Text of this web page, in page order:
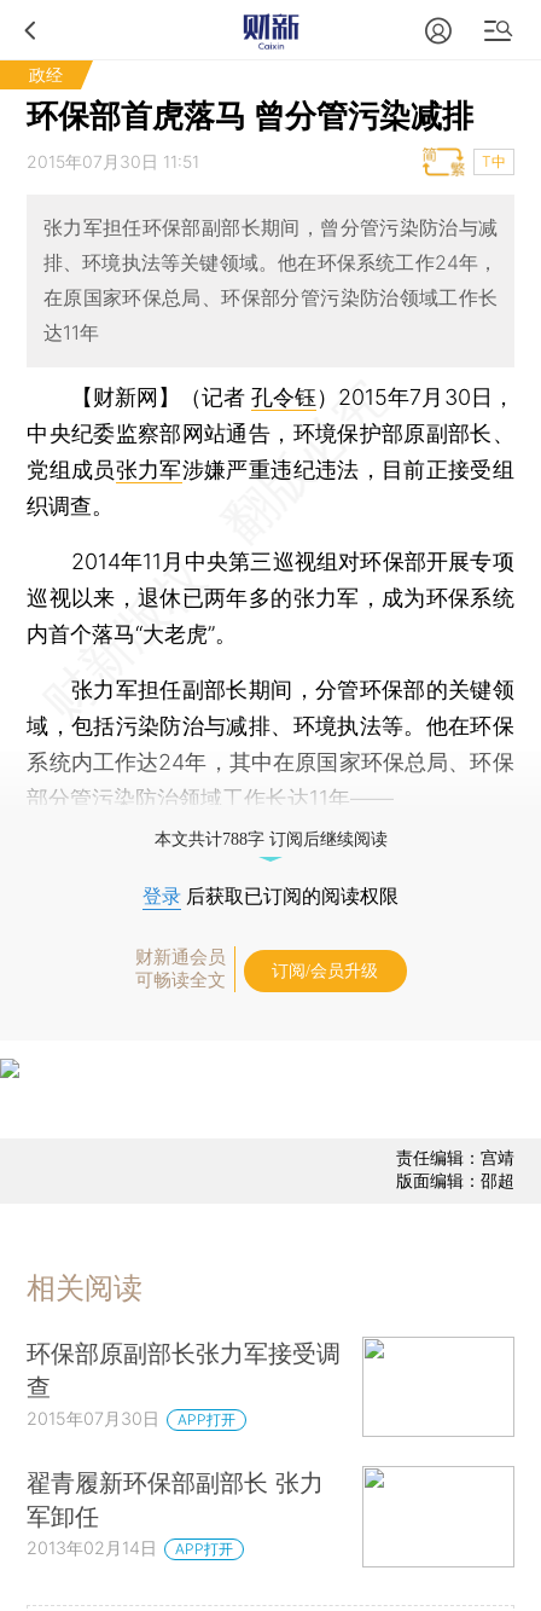
政经
环保部首虎落马 曾分管污染减排
2015年07月30日 11:51 T中
张力军担任环保部副部长期间，曾分管污染防治与减
排、环境执法等关键领域。他在环保系统工作24年，
在原国家环保总局、环保部分管污染防治领域工作长
达11年
【财新网】（记者孔令钰） 2015年7月30日，
中央纪委监察部网站通告，环境保护部原副部长、
党组成员张力军涉嫌严重违纪违法，目前正接受组
织调查。
2014年11月中央第三巡视组对环保部开展专项
巡视以来，退休已两年多的张力军，成为环保系统
内首个落马“大老虎”。
张力军担任副部长期间，分管环保部的关键领
域，包括污染防治与减排、环境执法等。他在环保
系统内工作达24年，其中在原国家环保总局、环保
部分管污染防治领域工作长达11年——
本文共计788字 订阅后继续阅读
登录 后获取已订阅的阅读权限
财新通会员
可畅读全文
订阅/会员升级
责任编辑：宫靖
版面编辑：邵超
相关阅读
环保部原副部长张力军接受调
查
2015年07月30日 APP打开
翟青履新环保部副部长 张力
军卸任
2013年02月14日 APP打开